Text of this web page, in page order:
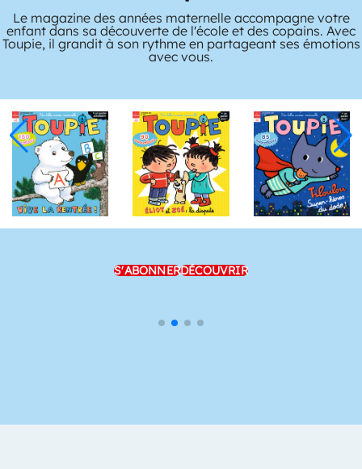
Le magazine des années maternelle accompagne votre
enfant dans sa découverte de l'école et des copains. Avec
Toupie, il grandit à son rythme en partageant ses émotions
avec vous.
S'ABONNERDÉCOUVRIR